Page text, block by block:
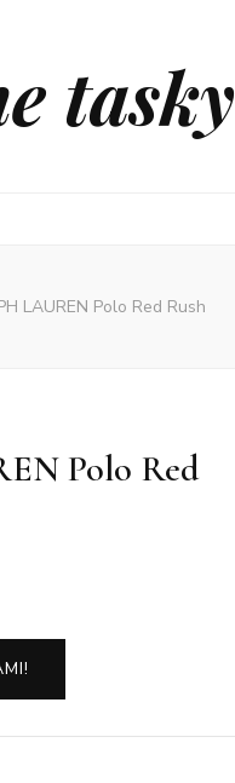
tasky
LAUREN Polo Red Rush
Polo Red